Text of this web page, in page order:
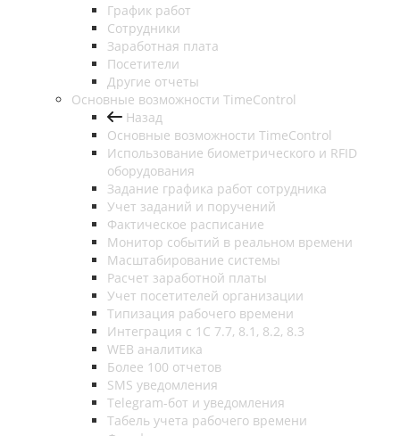
График работ
Сотрудники
Заработная плата
Посетители
Другие отчеты
Основные возможности TimeControl
Назад
Основные возможности TimeControl
Использование биометрического и RFID
оборудования
Задание графика работ сотрудника
Учет заданий и поручений
Фактическое расписание
Монитор событий в реальном времени
Масштабирование системы
Расчет заработной платы
Учет посетителей организации
Типизация рабочего времени
Интеграция с 1С 7.7, 8.1, 8.2, 8.3
WEB аналитика
Более 100 отчетов
SMS уведомления
Telegram-бот и уведомления
Табель учета рабочего времени